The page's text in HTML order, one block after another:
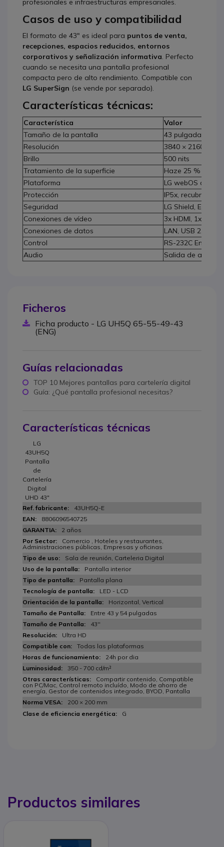
Casos de uso y compatibilidad
El formato de 43" es ideal para puntos de venta,
recepciones, espacios reducidos, entornos
corporativos y señalización informativa . Perfecto
cuando se necesita una pantalla profesional
compacta pero de alto rendimiento. Compatible con
LG SuperSign (se vende por separado).
Características técnicas:
Característica
Valor
Tamaño de la pantalla
43 pulgadas
Resolución
3840 × 2160
Brillo
500 nits
Tratamiento de la superficie
Haze 25 %
Plataforma
LG webOS con
Protección
IP5x,
Seguridad
LG Shield, ETSI
Conexiones de vídeo
3x HDMI, 1x
Conexiones de datos
LAN, USB 2.0
Control
RS-232C
Audio
Salida de audio
Ficheros
Ficha producto - LG UH5Q 65-55-49-43
(ENG)
Guías relacionadas
TOP 10 Mejores pantallas para cartelería digital
Guía: ¿Qué pantalla profesional necesitas?
Características técnicas
LG
43UH5Q
Pantalla
de
Cartelería
Digital
UHD 43"
43UH5Q-E
8806096540725
2 años
Comercio , Hoteles y restaurantes,
Administraciones públicas, Empresas y oficinas
Sala de reunión, Carteleria Digital
Pantalla interior
Pantalla plana
LED - LCD
Horizontal, Vertical
Entre 43 y 54 pulgadas
43''
Ultra HD
Todas las plataformas
24h por dia
350 - 700 cd/m²
Compartir contenido, Compatible
con PC/Mac, Control remoto incluído, Modo de ahorro de
energía, Gestor de contenidos integrado, BYOD, Pantalla
200 × 200 mm
G
Productos similares